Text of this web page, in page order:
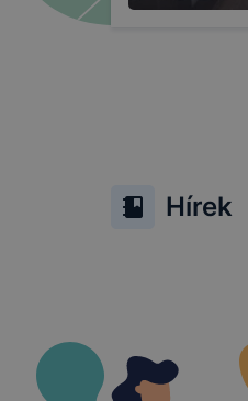
Hírek